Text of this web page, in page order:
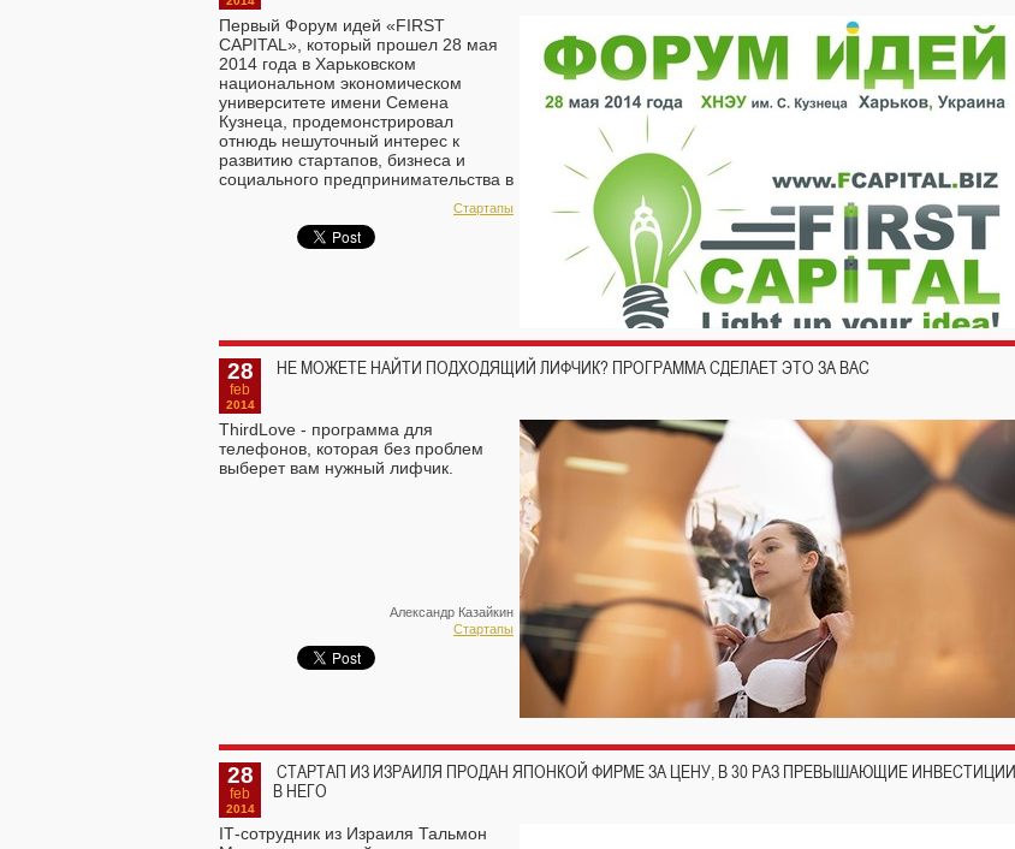
Первый Форум идей «FIRST
CAPITAL», который прошел 28 мая
2014 года в Харьковском
национальном экономическом
университете имени Семена
Кузнеца, продемонстрировал
отнюдь нешуточный интерес к
развитию стартапов, бизнеса и
социального предпринимательства в
Стартапы
28
feb
2014
НЕ МОЖЕТЕ НАЙТИ ПОДХОДЯЩИЙ ЛИФЧИК? ПРОГРАММА СДЕЛАЕТ ЭТО ЗА ВАС
ThirdLove - программа для
телефонов, которая без проблем
выберет вам нужный лифчик.
Александр Казайкин
Стартапы
28
feb
2014
СТАРТАП ИЗ ИЗРАИЛЯ ПРОДАН ЯПОНКОЙ ФИРМЕ ЗА ЦЕНУ, В 30 РАЗ ПРЕВЫШАЮЩИЕ ИНВЕСТИЦИИ
В НЕГО
IТ-сотрудник из Израиля Тальмон